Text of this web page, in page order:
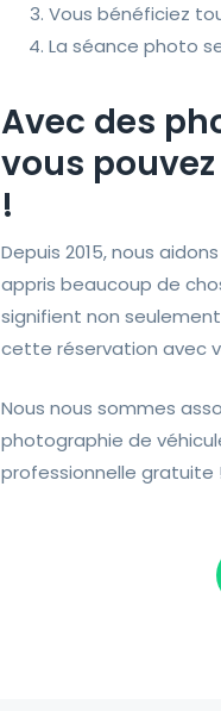
Vous bénéficiez
La séance photo
Avec des
vous
!
Depuis 2015, nous
appris beaucoup de
signifient non
cette réservation avec
Nous nous sommes
photographie de
professionnelle gratuite !